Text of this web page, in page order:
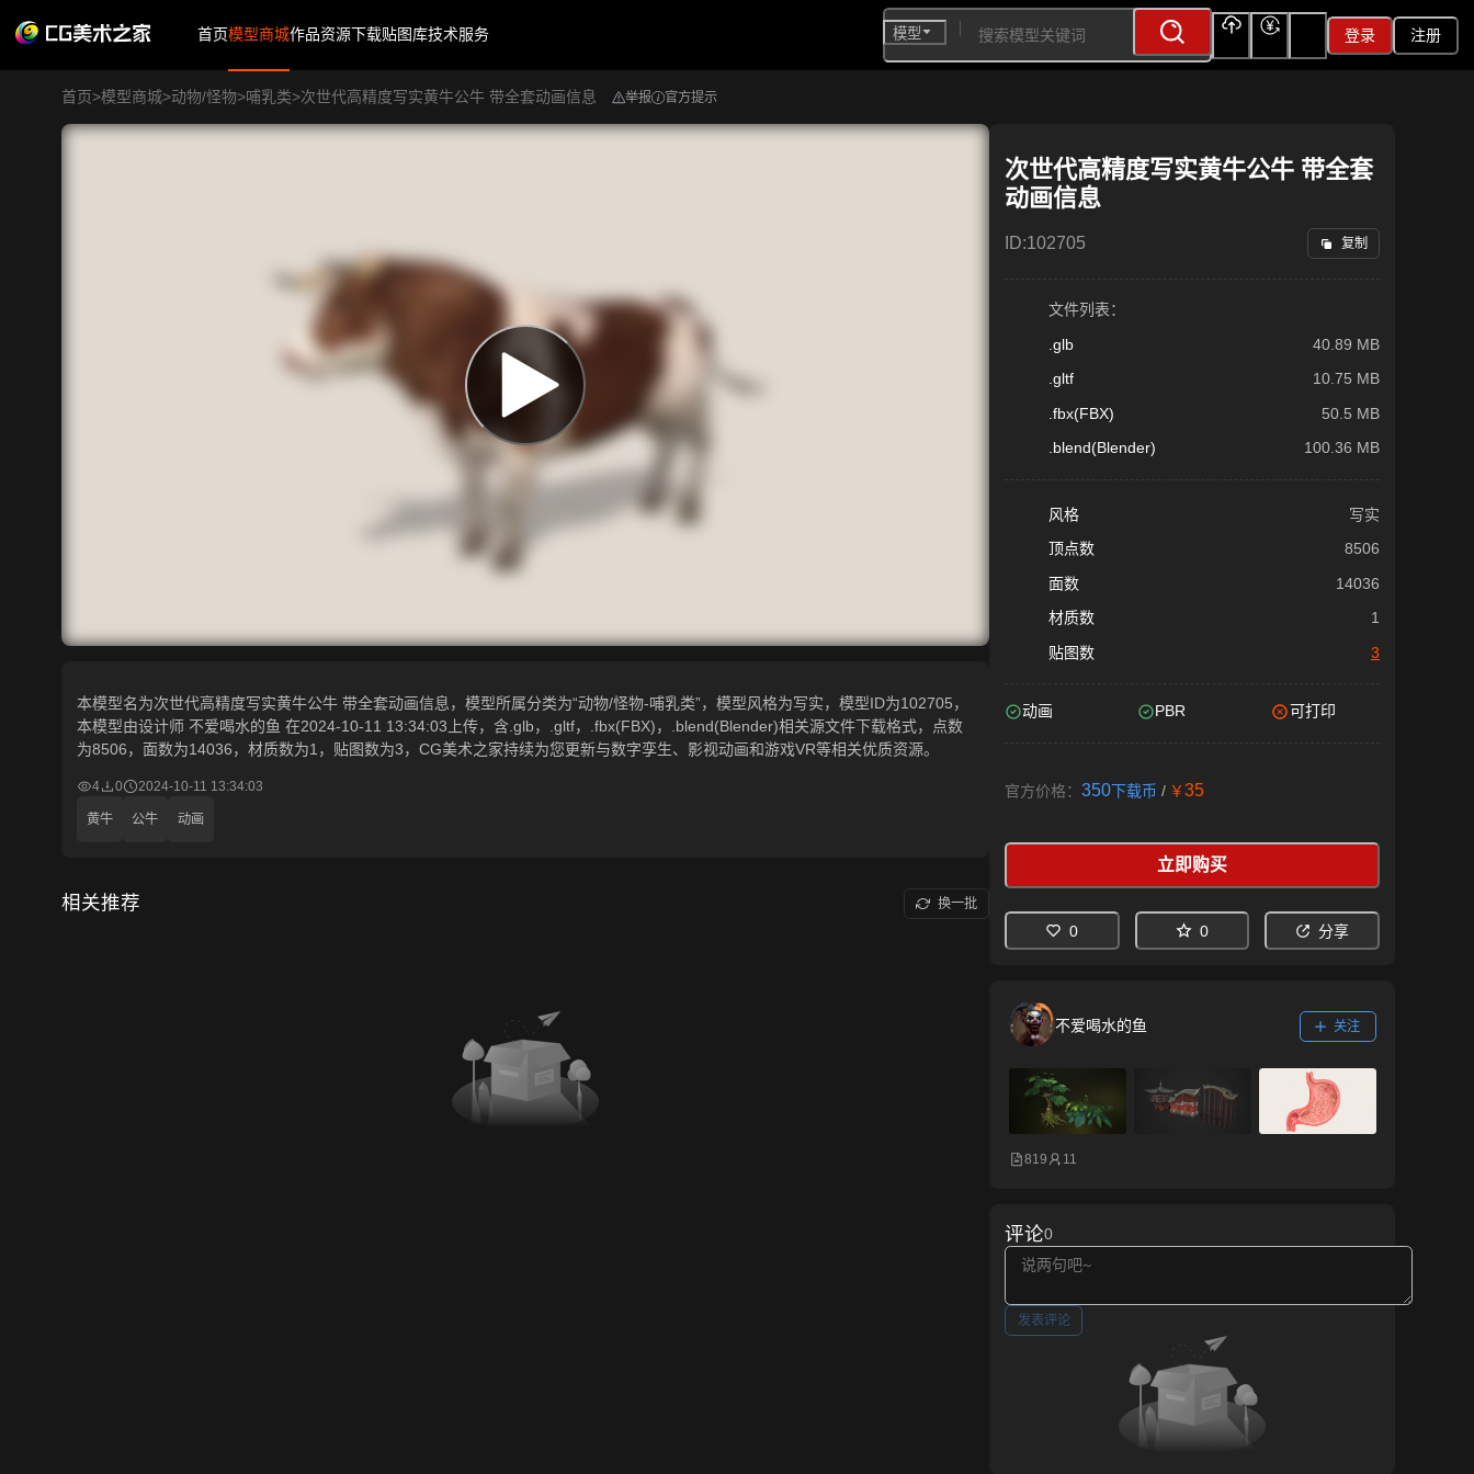
首页模型商城作品资源下载贴图库技术服务
模型
登录 注册
首页>模型商城>动物/怪物>哺乳类>次世代高精度写实黄牛公牛 带全套动画信息 举报 官方提示
本模型名为次世代高精度写实黄牛公牛 带全套动画信息，模型所属分类为“动物/怪物-哺乳类”，模型风格为写实，模型ID为102705，
本模型由设计师 不爱喝水的鱼 在2024-10-11 13:34:03上传，含.glb，.gltf，.fbx(FBX)，.blend(Blender)相关源文件下载格式，点数
为8506，面数为14036，材质数为1，贴图数为3，CG美术之家持续为您更新与数字孪生、影视动画和游戏VR等相关优质资源。
4 0 2024-10-11 13:34:03
黄牛 公牛 动画
相关推荐 换一批
次世代高精度写实黄牛公牛 带全套
动画信息
ID:102705 复制
文件列表：
.glb
40.89 MB
.gltf
10.75 MB
.fbx(FBX)
50.5 MB
.blend(Blender)
100.36 MB
风格
写实
顶点数
8506
面数
14036
材质数
1
贴图数
3
动画 PBR 可打印
官方价格： 350下载币 / ￥35
立即购买
0 0 分享
不爱喝水的鱼 关注
819 11
评论0
发表评论